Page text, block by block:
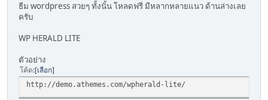
ธีม wordpress สวยๆ ทั้งนั้น โหลดฟรี มีหลากหลายแนว ด้านล่างเลย
ครับ
WP HERALD LITE
ตัวอย่าง
โค้ด เลือก
http://demo.athemes.com/wpherald-lite/